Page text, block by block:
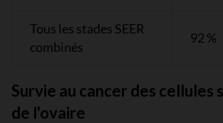
Tous les stades SEER
combinés
92 %
Survie au cancer des cellules
de l'ovaire